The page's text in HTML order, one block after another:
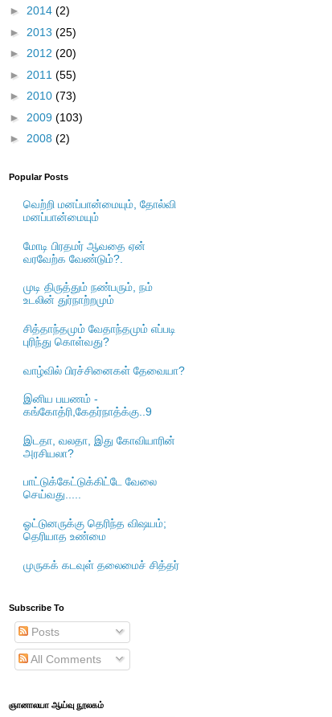
► 2014 (2)
► 2013 (25)
► 2012 (20)
► 2011 (55)
► 2010 (73)
► 2009 (103)
► 2008 (2)
Popular Posts
வெற்றி மனப்பான்மையும், தோல்வி
மனப்பான்மையும்
மோடி பிரதமர் ஆவதை ஏன்
வரவேற்க வேண்டும்?.
முடி திருத்தும் நண்பரும், நம்
உடலின் துர்நாற்றமும்
சித்தாந்தமும் வேதாந்தமும் எப்படி
புரிந்து கொள்வது?
வாழ்வில் பிரச்சினைகள் தேவையா?
இனிய பயணம் -
கங்கோத்ரி,கேதர்நாத்க்கு..9
இடதா, வலதா, இது கோவியாரின்
அரசியலா?
பாட்டுக்கேட்டுக்கிட்டே வேலை
செய்வது.....
ஓட்டுனருக்கு தெரிந்த விஷயம்;
தெரியாத உண்மை
முருகக் கடவுள் தலைமைச் சித்தர்
Subscribe To
Posts
All Comments
ஞானாலயா ஆய்வு நூலகம்